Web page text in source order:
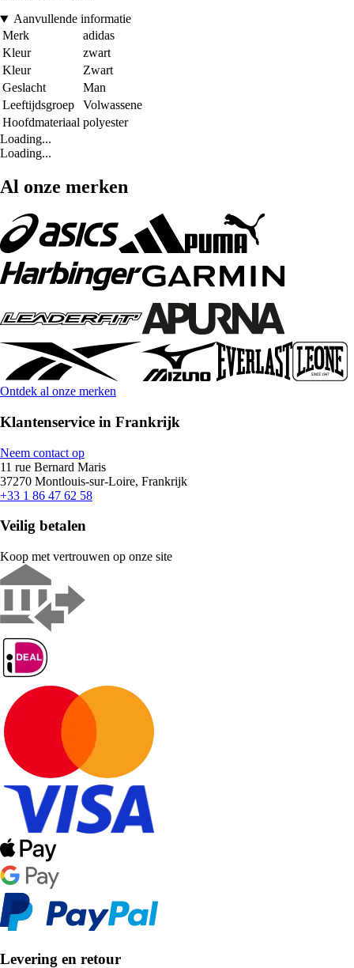
Aanvullende informatie
Merk
adidas
Kleur
zwart
Kleur
Zwart
Geslacht
Man
Leeftijdsgroep
Volwassene
Hoofdmateriaal polyester
Loading...
Loading...
Al onze merken
Ontdek al onze merken
Klantenservice in Frankrijk
Neem contact op
11 rue Bernard Maris
37270 Montlouis-sur-Loire, Frankrijk
+33 1 86 47 62 58
Veilig betalen
Koop met vertrouwen op onze site
Levering en retour